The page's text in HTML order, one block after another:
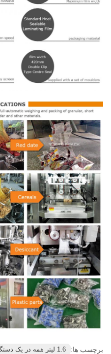
برچسب ها:
1.6 لیتر همه در یک دستگاه بسته بندی